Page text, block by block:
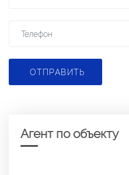
ОТПРАВИТЬ
Агент по объекту